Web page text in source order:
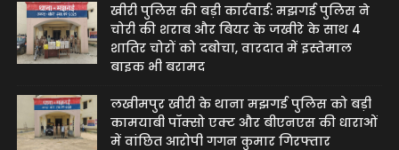
खीरी पुलिस की बड़ी कार्रवाई: मझगई पुलिस ने
चोरी की शराब और बियर के जखीरे के साथ 4
शातिर चोरों को दबोचा, वारदात में इस्तेमाल
बाइक भी बरामद
लखीमपुर खीरी के थाना मझगई पुलिस को बड़ी
कामयाबी पॉक्सो एक्ट और बीएनएस की धाराओं
में वांछित आरोपी गगन कुमार गिरफ्तार